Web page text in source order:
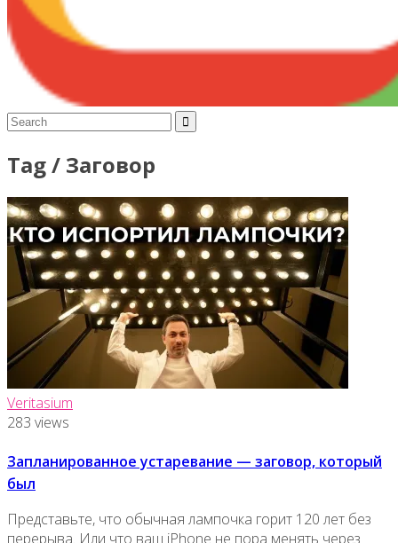
Tag / Заговор
Veritasium
283 views
Запланированное устаревание — заговор, который
был
Представьте, что обычная лампочка горит 120 лет без
перерыва. Или что ваш iPhone не пора менять через